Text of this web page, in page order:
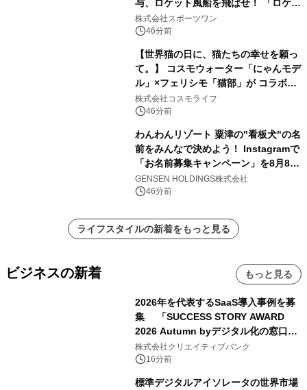
与、ロケット風船を飛ばせ！ 「ロケッ
トマラソン2026」開催
株式会社スポーツワン
46分前
【世界猫の日に、猫たちの幸せを願っ
て。】 コスモウォーター「にゃんモデ
ル」×フェリシモ「猫部」が コラボキ
ャンペーンを実施
株式会社コスモライフ
46分前
わんわんリゾート 粟津の"看板犬"の名
前をみんなで決めよう！ Instagramで
「お名前募集キャンペーン」を8月8日
(土)より開催
GENSEN HOLDINGS株式会社
46分前
ライフスタイルの新着をもっと見る
ビジネスの新着 もっと見る
2026年を代表するSaaS導入事例を募
集 「SUCCESS STORY AWARD
2026 Autumn byデジタル化の窓口」
開催
株式会社クリエイティブバンク
16分前
標準デジタルアイソレータの世界市場